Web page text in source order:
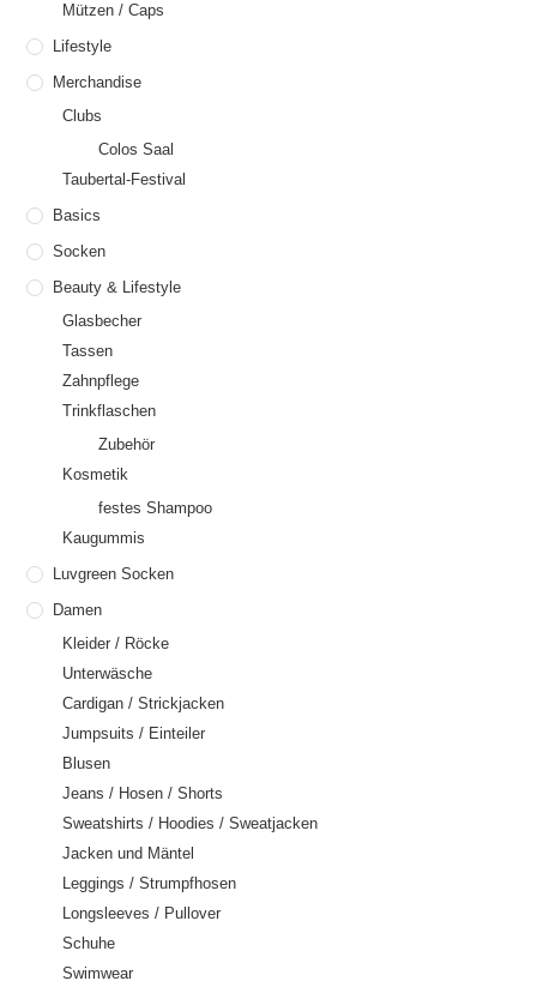
Mützen / Caps
Lifestyle
Merchandise
Clubs
Colos Saal
Taubertal-Festival
Basics
Socken
Beauty & Lifestyle
Glasbecher
Tassen
Zahnpflege
Trinkflaschen
Zubehör
Kosmetik
festes Shampoo
Kaugummis
Luvgreen Socken
Damen
Kleider / Röcke
Unterwäsche
Cardigan / Strickjacken
Jumpsuits / Einteiler
Blusen
Jeans / Hosen / Shorts
Sweatshirts / Hoodies / Sweatjacken
Jacken und Mäntel
Leggings / Strumpfhosen
Longsleeves / Pullover
Schuhe
Swimwear